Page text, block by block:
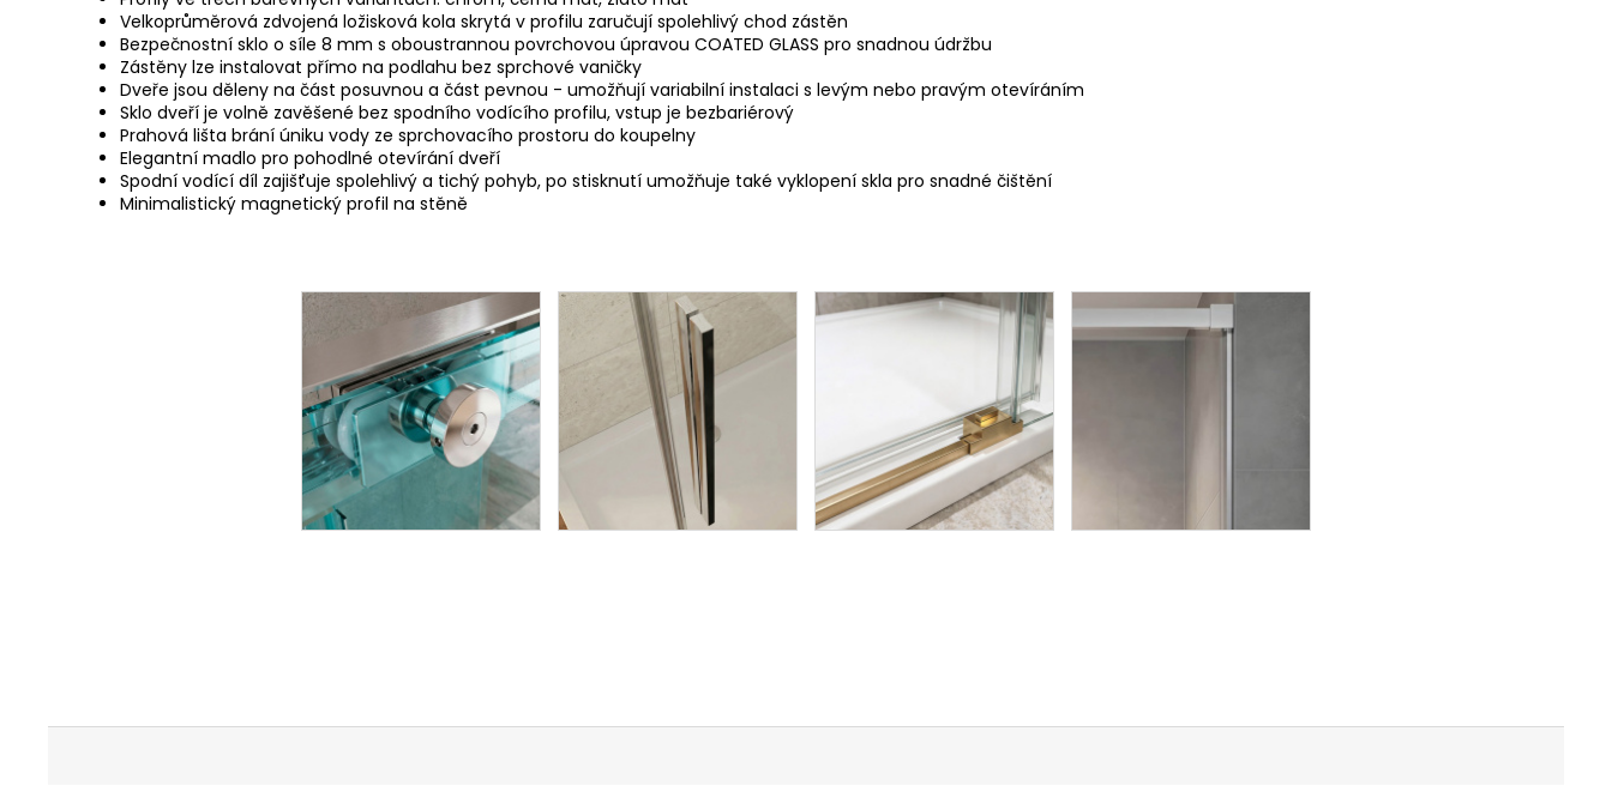
Velkoprůměrová zdvojená ložisková kola skrytá v profilu zaručují spolehlivý chod zástěn
Bezpečnostní sklo o síle 8 mm s oboustrannou povrchovou úpravou COATED GLASS pro snadnou údržbu
Zástěny lze instalovat přímo na podlahu bez sprchové vaničky
Dveře jsou děleny na část posuvnou a část pevnou - umožňují variabilní instalaci s levým nebo pravým otevíráním
Sklo dveří je volně zavěšené bez spodního vodícího profilu, vstup je bezbariérový
Prahová lišta brání úniku vody ze sprchovacího prostoru do koupelny
Elegantní madlo pro pohodlné otevírání dveří
Spodní vodící díl zajišťuje spolehlivý a tichý pohyb, po stisknutí umožňuje také vyklopení skla pro snadné čištění
Minimalistický magnetický profil na stěně